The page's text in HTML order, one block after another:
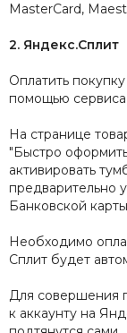
MasterCard,
2. Яндекс.Сплит
Оплатить
помощью
На странице
"Быстро
активировать
предварительно
Банковской
Необходимо
Сплит будет
Для совершения
к аккаунту на